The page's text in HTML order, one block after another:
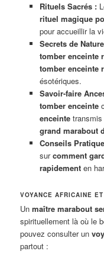
Rituels Sacrés :
rituel magique
pour accueillir la
Secrets de
tomber enceinte
tomber enceinte
ésotériques.
Savoir-faire
tomber enceinte
enceintetransmis
grand marabout
Conseils
surcomment
rapidementen
VOYANCE AFRICAINE
Unmaître marabout
spirituellement là où le
pouvez consulter un
partout :